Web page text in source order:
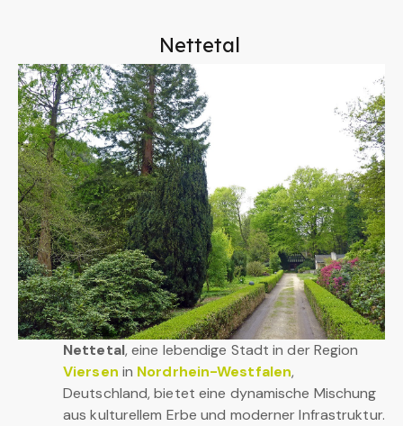
Nettetal
Nettetal, eine lebendige Stadt in der Region
Viersen in Nordrhein-Westfalen,
Deutschland, bietet eine dynamische Mischung
aus kulturellem Erbe und moderner Infrastruktur.